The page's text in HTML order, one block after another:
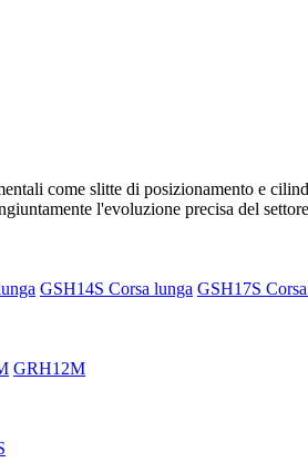
come slitte di posizionamento e
l'evoluzione precisa del
GSH14S Corsa lunga GSH17S
GRH12M